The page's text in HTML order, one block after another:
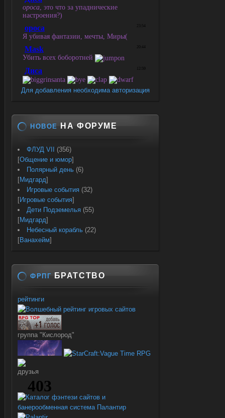
Для добавления необходима авторизация
НОВОЕ НА ФОРУМЕ
ФЛУД VII
(356)
[Общение и юмор]
Полярный день (6)
[Мидгард]
Игровые события (32)
[Игровые события]
Дети Подземелья (55)
[Мидгард]
Небесный корабль (22)
[Ванахейм]
ФРПГ БРАТСТВО
рейтинги
группа "Кислород"
друзья